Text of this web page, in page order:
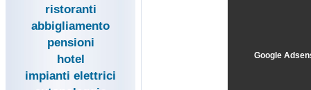
ristoranti
abbigliamento
pensioni
hotel
impianti elettrici
Google